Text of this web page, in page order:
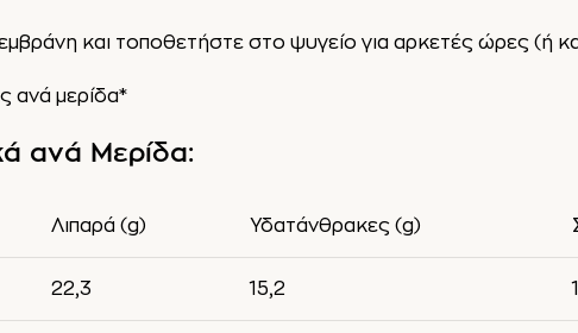
και τοποθετήστε στο ψυγείο για αρκετές ώρες (ή
ανά μερίδα*
ανά Μερίδα:
Λιπαρά (g) Υδατάνθρακες (g)
22,3 15,2